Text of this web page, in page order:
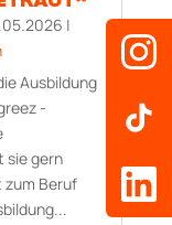
|
Ausbildung
-
sie gern
Beruf